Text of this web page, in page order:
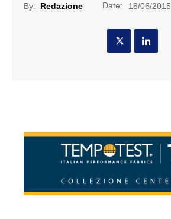
By: Redazione Date: 18/06/2015